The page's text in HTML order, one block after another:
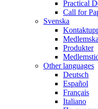
Practical
Call for
Svenska
Produkter
Other languages
Deutsch
Español
Français
Italiano